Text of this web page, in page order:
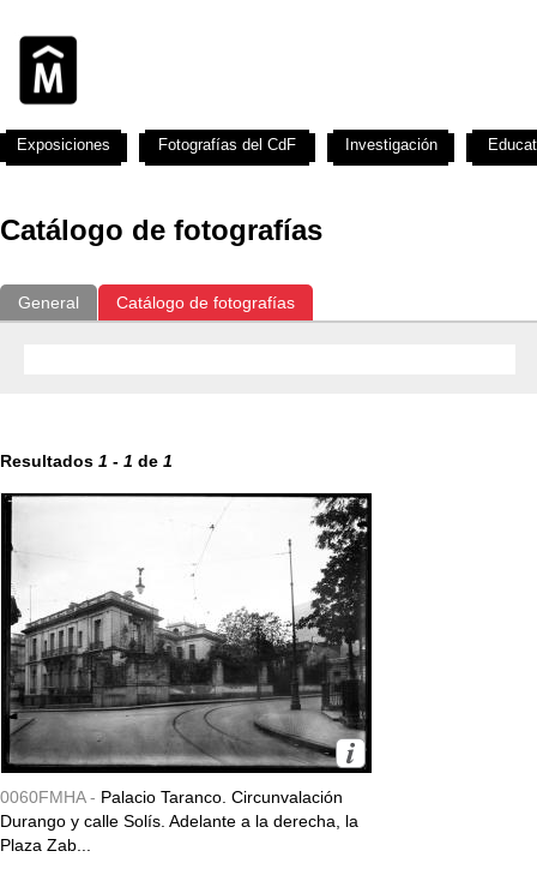
Catálogo de fotografías
General Catálogo de fotografías
Resultados 1 - 1 de 1
0060FMHA - Palacio Taranco. Circunvalación
Durango y calle Solís. Adelante a la derecha, la
Plaza Zab...
Exposiciones Fotografías del CdF Investigación